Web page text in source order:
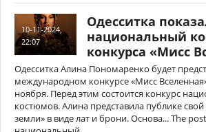
10-11-2024,
22:07
Одесситка
национальный
конкурса «Мисс
Одесситка Алина Пономаренко будет
международном конкурсе «Мисс
ноября. Перед этим состоится конкурс
костюмов. Алина представила публике
земли» в виде лат и брони. Основа... The